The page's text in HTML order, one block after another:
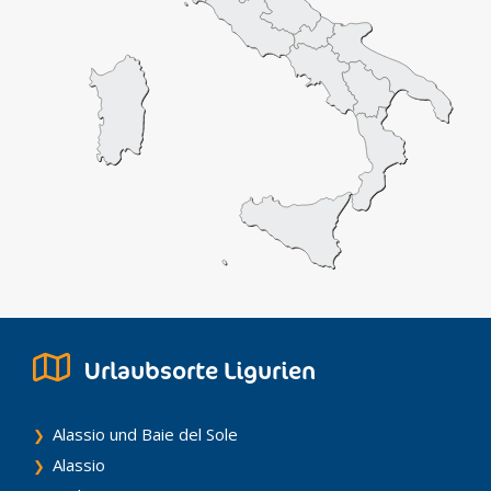
Urlaubsorte Ligurien
Alassio und Baie del Sole
Alassio